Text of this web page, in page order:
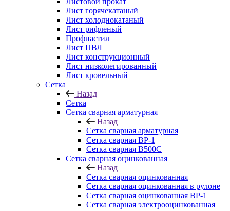
Лист горячекатаный
Лист холоднокатаный
Лист рифленый
Профнастил
Лист ПВЛ
Лист конструкционный
Лист низколегированный
Лист кровельный
Сетка
Назад
Сетка
Сетка сварная арматурная
Назад
Сетка сварная арматурная
Сетка сварная ВР-1
Сетка сварная В500С
Сетка сварная оцинкованная
Назад
Сетка сварная оцинкованная
Сетка сварная оцинкованная в рулоне
Сетка сварная оцинкованная ВР-1
Сетка сварная электрооцинкованная